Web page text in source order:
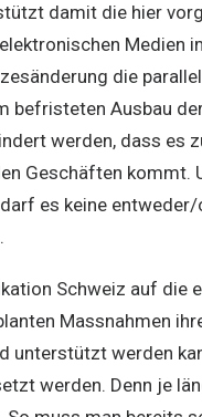
damit die hier
die
befristeten Ausbau
werden, dass es
Geschäften kommt.
es keine
Schweiz auf die
Massnahmen
unterstützt werden
werden. Denn je